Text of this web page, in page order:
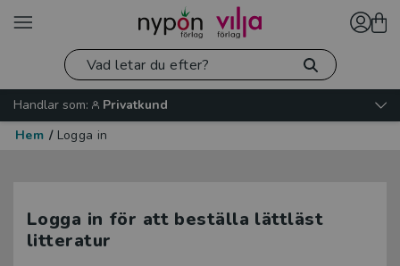
Handlar som:
Privatkund
Hem / Logga in
Logga in för att beställa lättläst
litteratur